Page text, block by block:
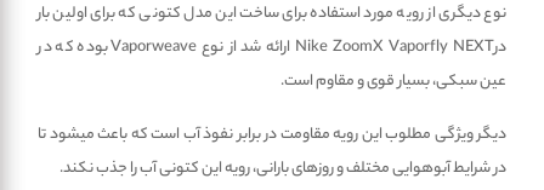
نوع دیگری از رویه مورد استفاده برای ساخت این مدل کتونی که برای اولین بار
درNike ZoomX Vaporfly NEXT ارائه شد از نوع Vaporweave بوده که در
عین سبکی، بسیار قوی و مقاوم است.
دیگر ویژگی مطلوب این رویه مقاومت در برابر نفوذ آب است که باعث می­شود تا
در شرایط آب­وهوایی مختلف و روزهای بارانی، رویه این کتونی آب را جذب نکند.